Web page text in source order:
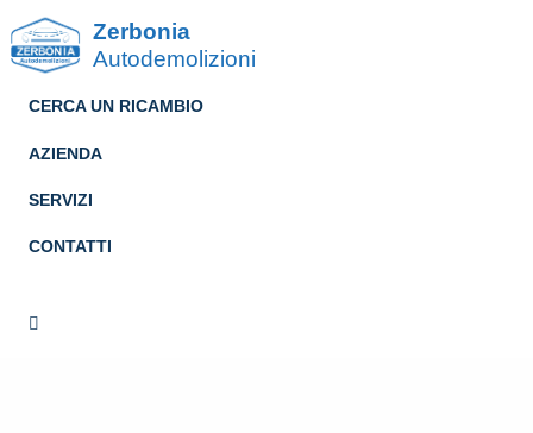
Zerbonia
Autodemolizioni
CERCA UN RICAMBIO
AZIENDA
SERVIZI
CONTATTI